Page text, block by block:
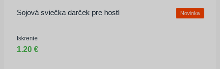
Sojová sviečka darček pre hostí Novinka
Iskrenie
1.20 €